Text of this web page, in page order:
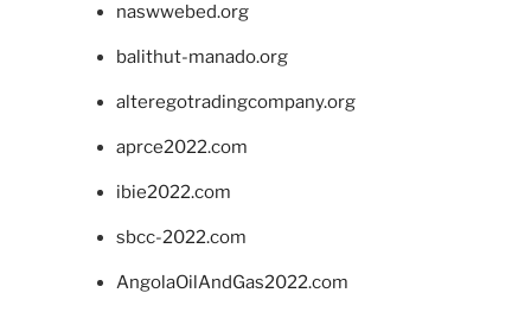
naswwebed.org
balithut-manado.org
alteregotradingcompany.org
aprce2022.com
ibie2022.com
sbcc-2022.com
AngolaOilAndGas2022.com